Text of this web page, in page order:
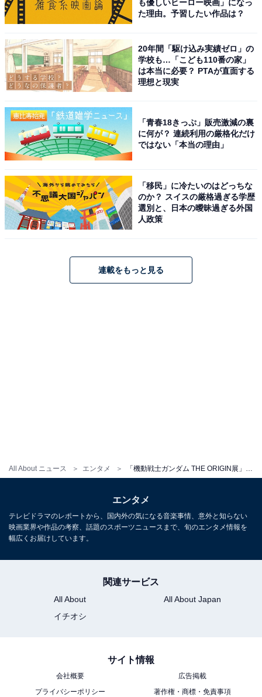
All About ニュース エンタメ
ほとんどの展示が初公開 (c)創通・サンライズ
『THE ORIGIN』の美しいアニメーションを生み出す絵
200点もあり圧巻！ 登場人物を全て並べて身長差が一目
で分かる資料なども興味深いもの。
原画の筆致や細かな指示は必見 (c)創通・サンライズ
さらに、1～3話の名場面映像、そして秋に公開予定の第
4話の予告映像や一部の資料を特別に先行披露し、総監
督を務める安彦良和氏がプロモーション用に描き下した
『THE ORIGIN』に登場するガンダムの1/10スケールの
立像「1/10 RX-78-02ガンダム」も初公開。細部をよく見
るとTV版『機動戦士ガンダム』との違いを発見できるで
も優しいヒーロー映画」になっ
た理由。予習したい作品は？
20年間「駆け込み実績ゼロ」の
学校も…「こども110番の家」
は本当に必要？ PTAが直面する
理想と現実
「青春18きっぷ」販売激減の裏
に何が？ 連続利用の厳格化だけ
ではない「本当の理由」
「移民」に冷たいのはどっちな
のか？ スイスの厳格過ぎる学歴
選別と、日本の曖昧過ぎる外国
人政策
連載をもっと見る
エンタメ
テレビドラマのレポートから、国内外の気になる音楽事情、意外と知らない
映画業界や作品の考察、話題のスポーツニュースまで、旬のエンタメ情報を
幅広くお届けしています。
関連サービス
All About
All About Japan
イチオシ
サイト情報
会社概要
広告掲載
プライバシーポリシー
著作権・商標・免責事項